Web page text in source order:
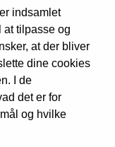
indsamlet
at tilpasse og
at der bliver
dine cookies
I de
det er for
og hvilke